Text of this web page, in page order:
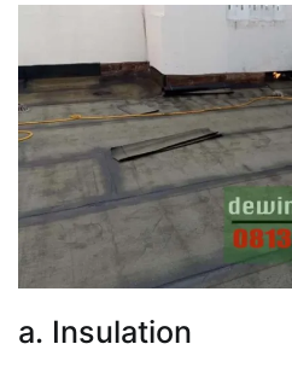
a. Insulation